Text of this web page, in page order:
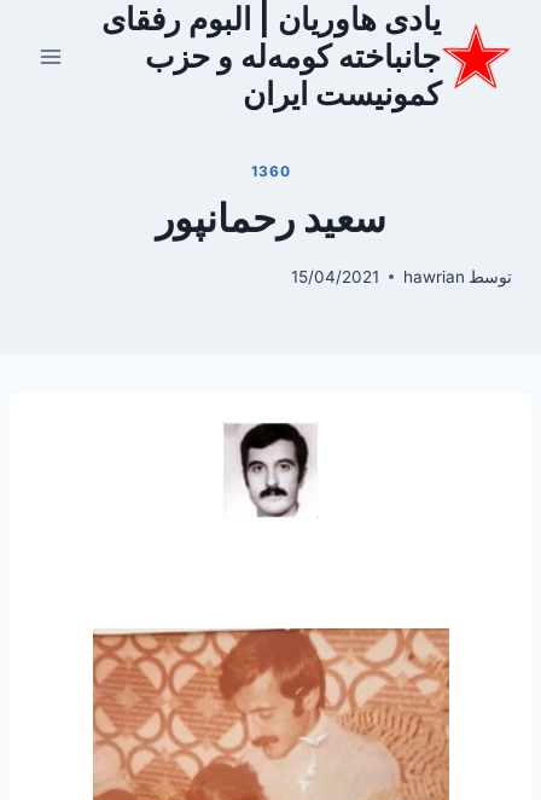
محتوا
یادی هاوریان | البوم رفقای
جانباخته کومه‌له و حزب
کمونیست ایران
1360
سعید رحمانپور
توسط hawrian
15/04/2021